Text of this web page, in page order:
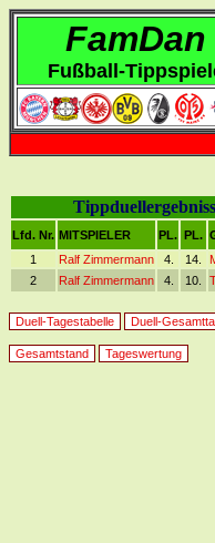
FamDan
Fußball-
Lfd. Nr. MITSPIELER PL. PL.
1
Ralf Zimmermann 4. 14.
2
Ralf Zimmermann 4. 10.
Duell-Tagestabelle Duell-
Gesamtstand Tageswertung